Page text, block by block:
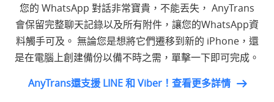
您的 WhatsApp 對話非常寶貴，不能丟失， AnyTrans
會保留完整聊天記錄以及所有附件，讓您的WhatsApp資
料觸手可及。 無論您是想將它們遷移到新的 iPhone，還
是在電腦上創建備份以備不時之需，單擊一下即可完成。
AnyTrans還支援 LINE 和 Viber！查看更多詳情